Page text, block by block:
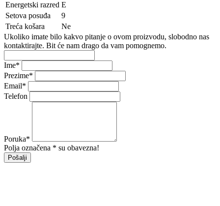
Energetski razred E
Setova posuđa
9
Treća košara
Ne
Ukoliko imate bilo kakvo pitanje o ovom proizvodu, slobodno nas
kontaktirajte. Bit će nam drago da vam pomognemo.
Ime*
Prezime*
Email*
Telefon
Poruka*
Polja označena * su obavezna!
Pošalji